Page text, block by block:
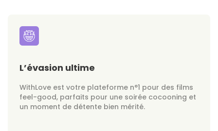
L’évasion ultime
WithLove est votre plateforme n°1 pour des films
feel-good, parfaits pour une soirée cocooning et
un moment de détente bien mérité.